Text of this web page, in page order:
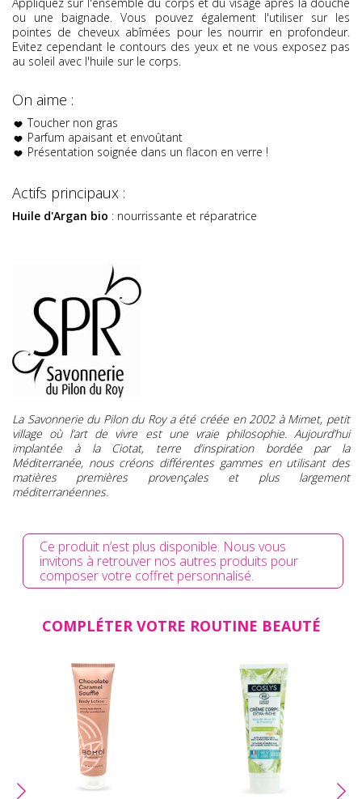
ou une baignade. Vous pouvez également l'utiliser sur les
pointes de cheveux abîmées pour les nourrir en profondeur.
Evitez cependant le contours des yeux et ne vous exposez pas
au soleil avec l'huile sur le corps.
On aime :
Toucher non gras
Parfum apaisant et envoûtant
Présentation soignée dans un flacon en verre !
Actifs principaux :
Huile d'Argan bio : nourrissante et réparatrice
La Savonnerie du Pilon du Roy a été créée en 2002 à Mimet, petit
village où l’art de vivre est une vraie philosophie. Aujourd’hui
implantée à la Ciotat, terre d’inspiration bordée par la
Méditerranée, nous créons différentes gammes en utilisant des
matières premières provençales et plus largement
méditerranéennes.
Ce produit n’est plus disponible. Nous vous
invitons à retrouver nos autres produits pour
composer votre coffret personnalisé.
COMPLÉTER VOTRE ROUTINE BEAUTÉ